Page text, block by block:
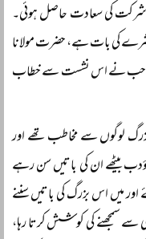
شرکت کی سعادت حاصل ہوئی۔
کی بات ہے، حضرت مولانا
صاحب نے اس نشست سے خطاب
لوگوں سے مخاطب تھے اور
بیٹھے ان کی باتیں سن رہے
میں اس بزرگ کی باتیں سننے
سے سمجھنے کی کوشش کرتا رہا،